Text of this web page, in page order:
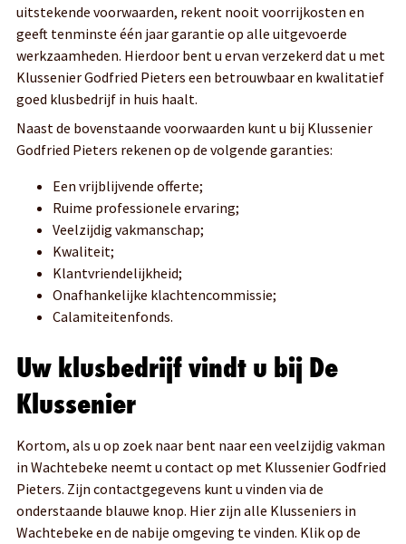
uitstekende voorwaarden, rekent nooit voorrijkosten en
geeft tenminste één jaar garantie op alle uitgevoerde
werkzaamheden. Hierdoor bent u ervan verzekerd dat u met
Klussenier Godfried Pieters een betrouwbaar en kwalitatief
goed klusbedrijf in huis haalt.
Naast de bovenstaande voorwaarden kunt u bij Klussenier
Godfried Pieters rekenen op de volgende garanties:
Een vrijblijvende offerte;
Ruime professionele ervaring;
Veelzijdig vakmanschap;
Kwaliteit;
Klantvriendelijkheid;
Onafhankelijke klachtencommissie;
Calamiteitenfonds.
Uw klusbedrijf vindt u bij De
Klussenier
Kortom, als u op zoek naar bent naar een veelzijdig vakman
in Wachtebeke neemt u contact op met Klussenier Godfried
Pieters. Zijn contactgegevens kunt u vinden via de
onderstaande blauwe knop. Hier zijn alle Klusseniers in
Wachtebeke en de nabije omgeving te vinden. Klik op de